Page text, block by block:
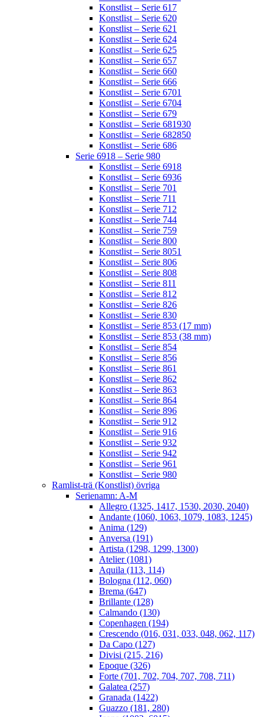
Konstlist – Serie 617
Konstlist – Serie 620
Konstlist – Serie 621
Konstlist – Serie 624
Konstlist – Serie 625
Konstlist – Serie 657
Konstlist – Serie 660
Konstlist – Serie 666
Konstlist – Serie 6701
Konstlist – Serie 6704
Konstlist – Serie 679
Konstlist – Serie 681930
Konstlist – Serie 682850
Konstlist – Serie 686
Serie 6918 – Serie 980
Konstlist – Serie 6918
Konstlist – Serie 6936
Konstlist – Serie 701
Konstlist – Serie 711
Konstlist – Serie 712
Konstlist – Serie 744
Konstlist – Serie 759
Konstlist – Serie 800
Konstlist – Serie 8051
Konstlist – Serie 806
Konstlist – Serie 808
Konstlist – Serie 811
Konstlist – Serie 812
Konstlist – Serie 826
Konstlist – Serie 830
Konstlist – Serie 853 (17 mm)
Konstlist – Serie 853 (38 mm)
Konstlist – Serie 854
Konstlist – Serie 856
Konstlist – Serie 861
Konstlist – Serie 862
Konstlist – Serie 863
Konstlist – Serie 864
Konstlist – Serie 896
Konstlist – Serie 912
Konstlist – Serie 916
Konstlist – Serie 932
Konstlist – Serie 942
Konstlist – Serie 961
Konstlist – Serie 980
Ramlist-trä (Konstlist) övriga
Serienamn: A-M
Allegro (1325, 1417, 1530, 2030, 2040)
Andante (1060, 1063, 1079, 1083, 1245)
Anima (129)
Anversa (191)
Artista (1298, 1299, 1300)
Atelier (1081)
Aquila (113, 114)
Bologna (112, 060)
Brema (647)
Brillante (128)
Calmando (130)
Copenhagen (194)
Crescendo (016, 031, 033, 048, 062, 117)
Da Capo (127)
Divisi (215, 216)
Epoque (326)
Forte (701, 702, 704, 707, 708, 711)
Galatea (257)
Granada (1422)
Guazzo (181, 280)